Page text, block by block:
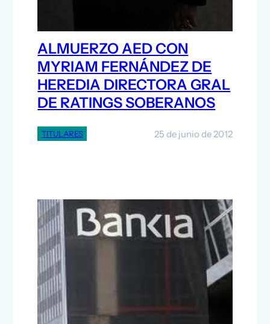
ALMUERZO AED CON
MYRIAM FERNÁNDEZ DE
HEREDIA DIRECTORA GRAL
DE RATINGS SOBERANOS
TITULARES 25 de junio de 2012